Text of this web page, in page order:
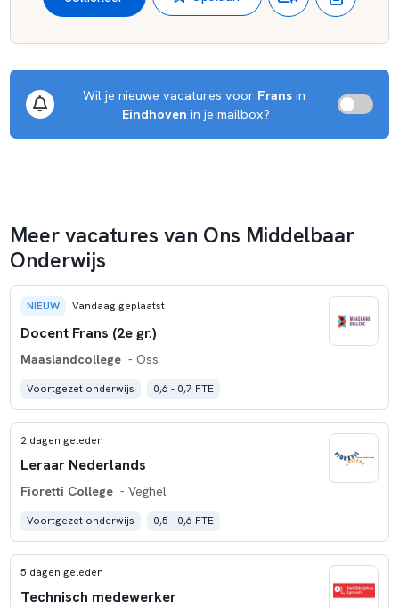
zich door een open en persoonlijk karakter, waarbij iedere
Wil je nieuwe vacatures voor Frans in
Eindhoven in je mailbox?
Meer vacatures van Ons Middelbaar
Onderwijs
NIEUW Vandaag geplaatst
Docent Frans (2e gr.)
Maaslandcollege - Oss
Voortgezet onderwijs 0,6 - 0,7 FTE
2 dagen geleden
Leraar Nederlands
Fioretti College - Veghel
Voortgezet onderwijs 0,5 - 0,6 FTE
5 dagen geleden
Technisch medewerker